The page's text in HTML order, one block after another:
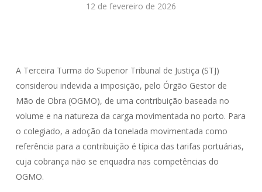
12 de fevereiro de 2026
A Terceira Turma do Superior Tribunal de Justiça (STJ)
considerou indevida a imposição, pelo Órgão Gestor de
Mão de Obra (OGMO), de uma contribuição baseada no
volume e na natureza da carga movimentada no porto. Para
o colegiado, a adoção da tonelada movimentada como
referência para a contribuição é típica das tarifas portuárias,
cuja cobrança não se enquadra nas competências do
OGMO.